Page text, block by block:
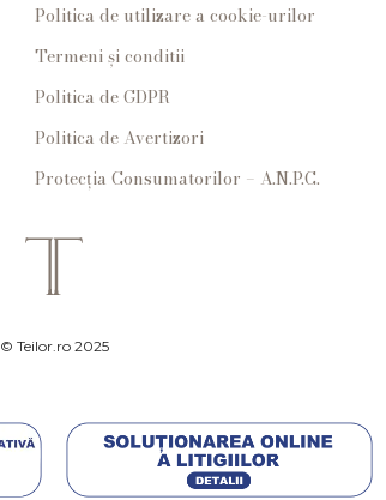
Politica de utilizare a cookie-urilor
Termeni și conditii
Politica de GDPR
Politica de Avertizori
Protecția Consumatorilor – A.N.P.C.
© Teilor.ro 2025